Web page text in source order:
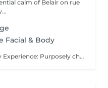
calm of Belair on rue
Facial & Body
Luxury Rose Crystal Facial & Body Experience: Purposely chosen, award-winning products by Organic Pharmacy and its ritual makes this luxury spa experience the one and only. Skin care and body well-being takes this experience to a whole other level. All-around organic ingredients are used to quench your skin's thirst for hydration, purification and nutrition. During this relaxing and serene moment you are also pampered with a rose crystal lymphatic drainage facial massage resulting in a sculpted, dewy, and radiant appearance. The accompanying body massage. culminates the treatment as a total zen experience.